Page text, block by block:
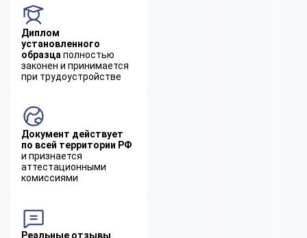
Диплом
установленного
образца полностью
законен и принимается
при трудоустройстве
Документ действует
по всей территории РФ
и признается
аттестационными
комиссиями
Реальные отзывы